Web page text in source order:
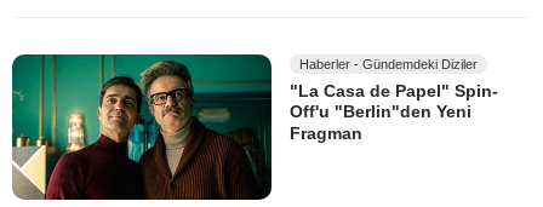
Haberler - Gündemdeki Diziler
"La Casa de Papel" Spin-
Off'u "Berlin"den Yeni
Fragman